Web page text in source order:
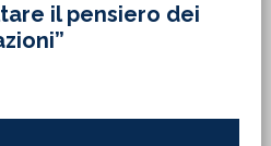
il pensiero dei